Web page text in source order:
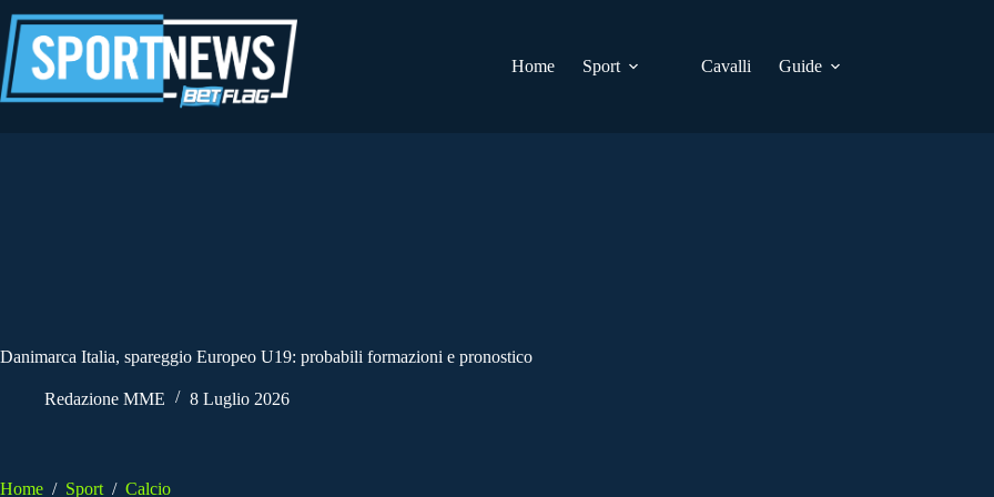
al
contenuto
Home
Sport Cavalli Guide
Danimarca Italia, spareggio Europeo U19: probabili formazioni e pronostico
Redazione MME 8 Luglio 2026
Home / Sport / Calcio